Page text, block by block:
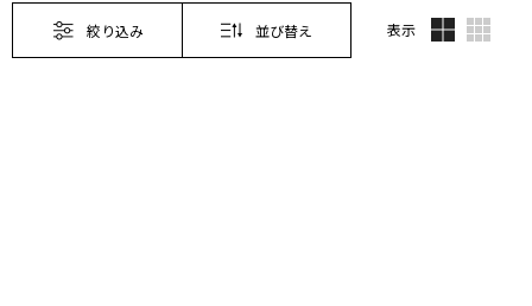
絞り込み 並び替え 表示